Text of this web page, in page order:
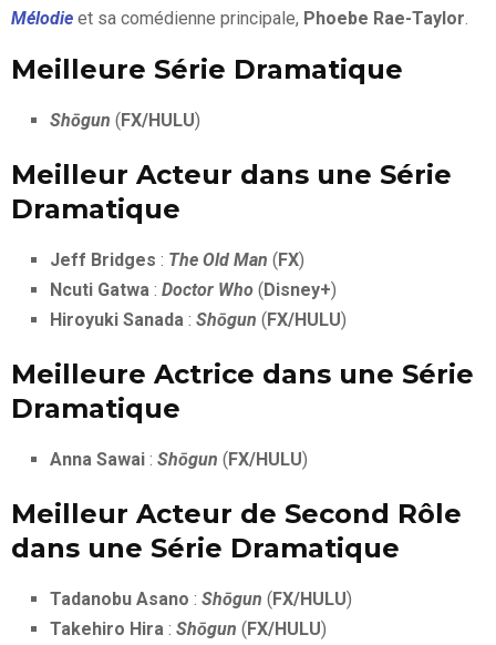
Mélodie et sa comédienne principale, Phoebe Rae-Taylor
Meilleure Série Dramatique
Shōgun (FX/HULU)
Meilleur Acteur dans une Série
Dramatique
Jeff Bridges : The Old Man (FX)
Ncuti Gatwa : Doctor Who (Disney+)
Hiroyuki Sanada : Shōgun (FX/HULU)
Meilleure Actrice dans une Série
Dramatique
Anna Sawai : Shōgun (FX/HULU)
Meilleur Acteur de Second Rôle
dans une Série Dramatique
Tadanobu Asano : Shōgun (FX/HULU)
Takehiro Hira : Shōgun (FX/HULU)